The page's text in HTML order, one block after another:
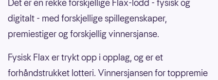
Det er en rekke forskjellige Flax-lodd - fysisk og
digitalt - med forskjellige spillegenskaper,
premiestiger og forskjellig vinnersjanse.
Fysisk Flax er trykt opp i opplag, og er et
forhåndstrukket lotteri. Vinnersjansen for toppremie